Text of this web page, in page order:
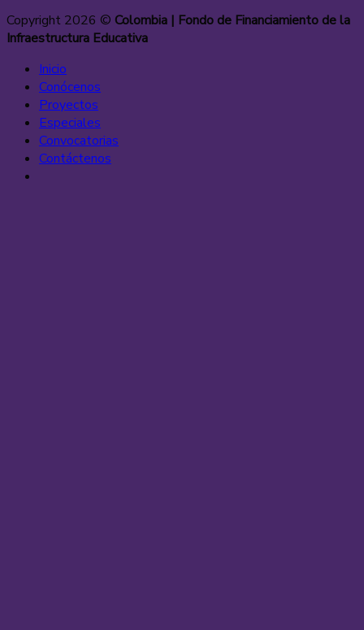
Copyright 2026 © Colombia | Fondo de Financiamiento de la
Infraestructura Educativa
Inicio
Conócenos
Proyectos
Especiales
Convocatorias
Contáctenos